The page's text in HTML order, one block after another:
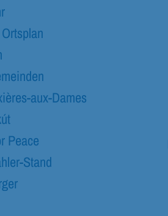
aux-Dames
Peace
Stand